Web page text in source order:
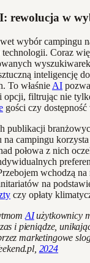
rewolucja w
wybór campingu
technologii. Coraz
wyszukiwarek
inteligencję
To właśnie AI
opcji, filtrując nie
gości czy
publikacji
na campingu
połowa z nich
wchodzą
na
czy opłaty
AIużytkownicy
i pieniądze,
marketingowe
2024